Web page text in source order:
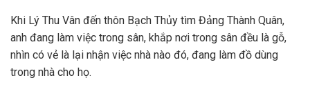
Khi Lý Thu Vân đến thôn Bạch Thủy tìm Đảng Thành Quân,
anh đang làm việc trong sân, khắp nơi trong sân đều là gỗ,
nhìn có vẻ là lại nhận việc nhà nào đó, đang làm đồ dùng
trong nhà cho họ.